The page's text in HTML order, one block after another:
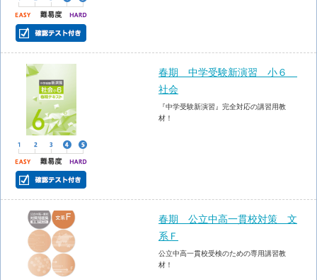
春期 中学受験新演習 小６
社会
『中学受験新演習』完全対応の講習用教
材！
春期 公立中高一貫校対策 文
系Ｆ
公立中高一貫校受検のための専用講習教
材！